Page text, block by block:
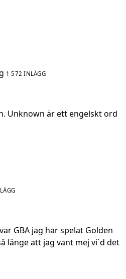
1 572 INLÄGG
Unknown är ett engelskt ord
GBA jag har spelat Golden
länge att jag vant mej vi´d det